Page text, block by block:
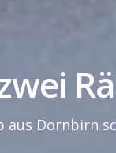
aus Dornbirn